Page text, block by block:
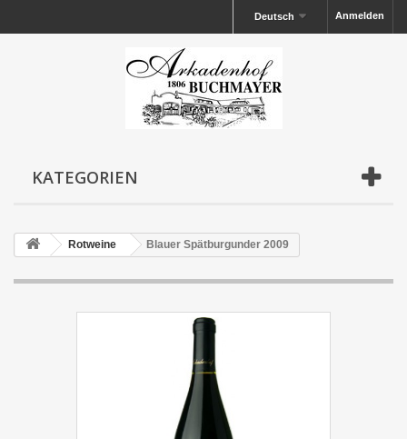
Anmelden
Deutsch
KATEGORIEN
Rotweine Blauer Spätburgunder 2009